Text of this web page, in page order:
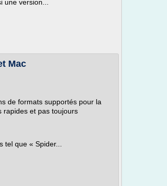
version...
Mac
de formats supportés pour la
rapides et pas toujours
que « Spider...